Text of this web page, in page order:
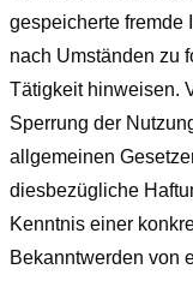
gespeicherte fremde
nach Umständen zu
Tätigkeit hinweisen.
Sperrung der
allgemeinen
diesbezügliche
Kenntnis einer
Bekanntwerden von